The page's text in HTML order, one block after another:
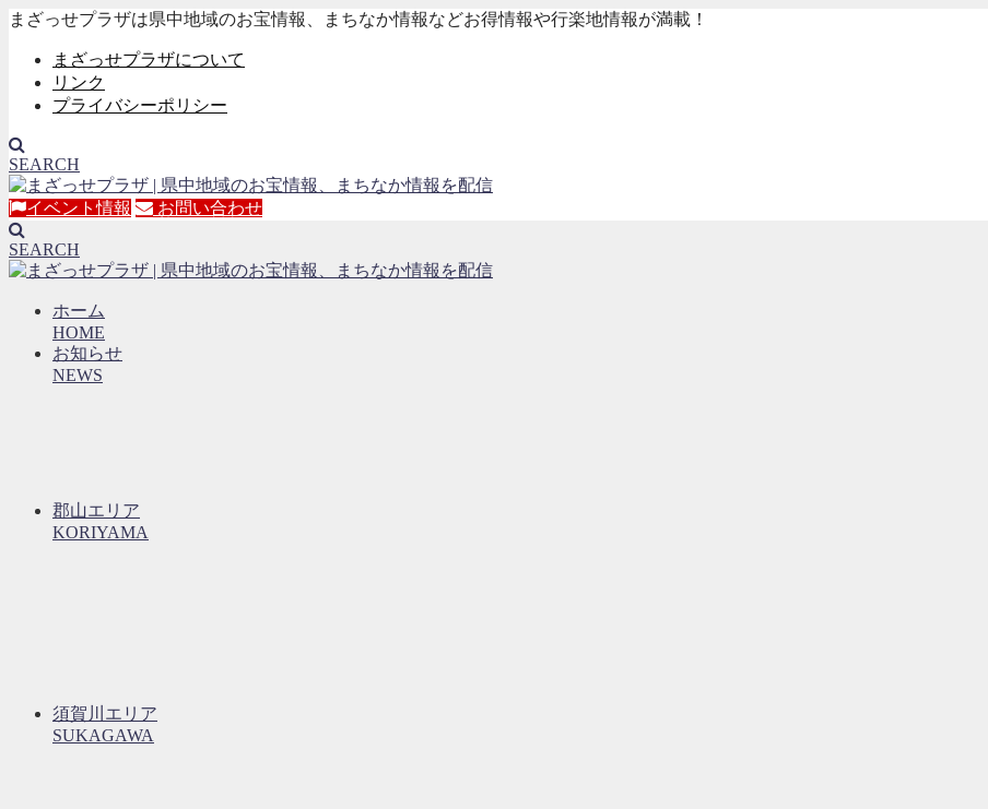
まざっせプラザは県中地域のお宝情報、まちなか情報などお得情報や行楽地情報が満載！
まざっせプラザについて
リンク
プライバシーポリシー
SEARCH
イベント情報 お問い合わせ
SEARCH
ホーム
HOME
お知らせ
NEWS
郡山エリア
KORIYAMA
須賀川エリア
SUKAGAWA